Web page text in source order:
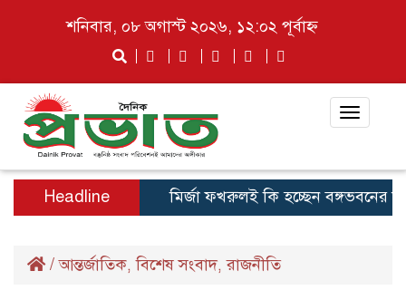
শনিবার, ০৮ অগাস্ট ২০২৬, ১২:০২ পূর্বাহ্ন
Toggle
Headline মির্জা ফখরুলই কি হচ্ছেন বঙ্গভবনের নতুন
/আন্তর্জাতিক,বিশেষ সংবাদ,রাজনীতি